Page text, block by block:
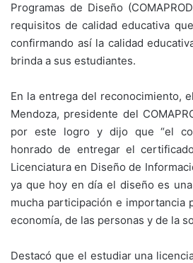
Programas de Diseño
requisitos de calidad educativa
confirmando así la calidad
brinda a sus estudiantes.
En la entrega del reconocimiento,
Mendoza, presidente del
por este logro y dijo que “el
honrado de entregar el
Licenciatura en Diseño de
ya que hoy en día el diseño es
mucha participación e importancia
economía, de las personas y de la
Destacó que el estudiar una